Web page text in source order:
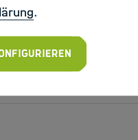
- Organic
Geoforschung
.